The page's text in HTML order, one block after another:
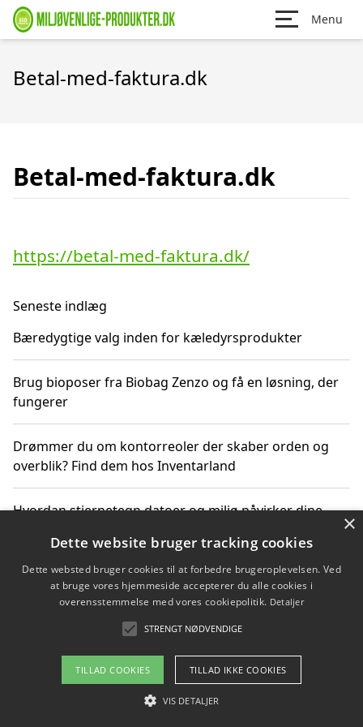
Menu
Betal-med-faktura.dk
Betal-med-faktura.dk
https://betal-med-faktura.dk/
Seneste indlæg
Bæredygtige valg inden for kæledyrsprodukter
Brug bioposer fra Biobag Zenzo og få en løsning, der
fungerer
Drømmer du om kontorreoler der skaber orden og
overblik? Find dem hos Inventarland
Hvordan stjernetegn datoer og miljø påvirker dine
Bæredygtige gadgets til en grønnere hverdag
Om / kontakt
Blog Betingelser
×
Dette website bruger tracking cookies
Dette websted bruger cookies til at forbedre brugeroplevelsen. Ved
at bruge vores hjemmeside accepterer du alle cookies i
overensstemmelse med vores cookiepolitik. Detaljer
STRENGT NØDVENDIGE
TILLAD COOKIES TILLAD IKKE COOKIES
VIS DETALJER